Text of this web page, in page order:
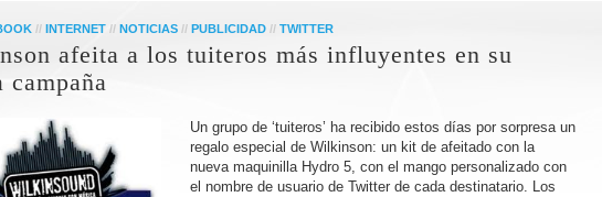
// INTERNET // NOTICIAS // PUBLICIDAD // TWITTER
afeita a los tuiteros más influyentes en su
campaña
Un grupo de ‘tuiteros’ ha recibido estos días por sorpresa un
regalo especial de Wilkinson: un kit de afeitado con la
nueva maquinilla Hydro 5, con el mango personalizado con
el nombre de usuario de Twitter de cada destinatario. Los